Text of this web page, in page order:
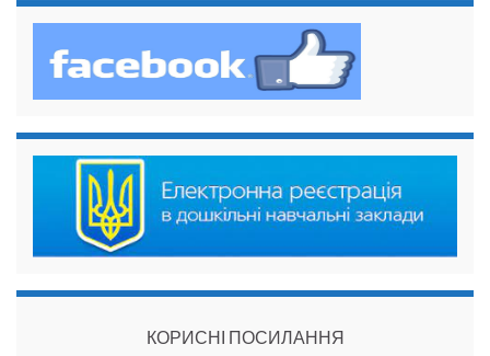
КОРИСНІ ПОСИЛАННЯ